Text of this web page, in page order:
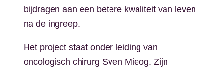
bijdragen aan een betere kwaliteit van leven
na de ingreep.
Het project staat onder leiding van
oncologisch chirurg Sven Mieog. Zijn